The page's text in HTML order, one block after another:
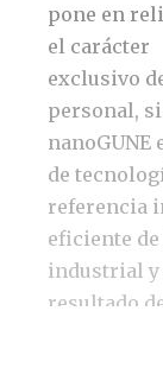
pone en
el carácter
exclusivo
personal,
de
referencia
eficiente
industrial y
resultado